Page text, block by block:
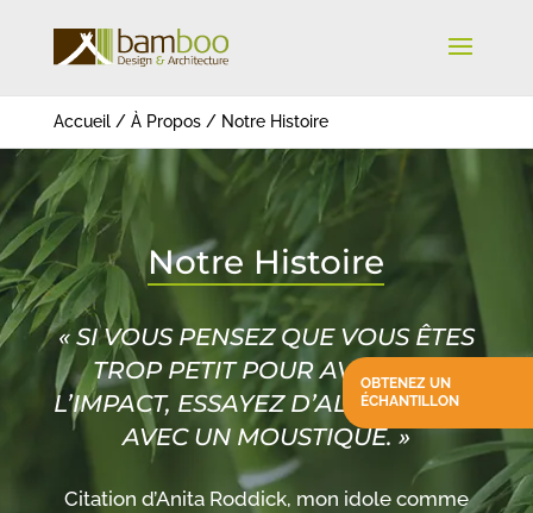
Accueil/ À Propos/ Notre Histoire
Notre Histoire
« SI VOUS PENSEZ QUE VOUS ÊTES
TROP PETIT POUR AVOIR DE
L’IMPACT, ESSAYEZ D’ALLER AU LIT
AVEC UN MOUSTIQUE. »
Citation d’Anita Roddick, mon idole comme
OBTENEZ UN
ÉCHANTILLON